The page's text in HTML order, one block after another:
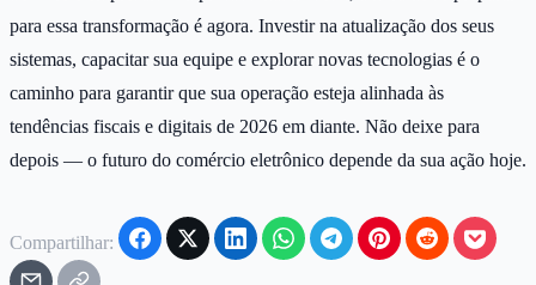
para essa transformação é agora. Investir na atualização dos seus
sistemas, capacitar sua equipe e explorar novas tecnologias é o
caminho para garantir que sua operação esteja alinhada às
tendências fiscais e digitais de 2026 em diante. Não deixe para
depois — o futuro do comércio eletrônico depende da sua ação hoje.
Compartilhar: